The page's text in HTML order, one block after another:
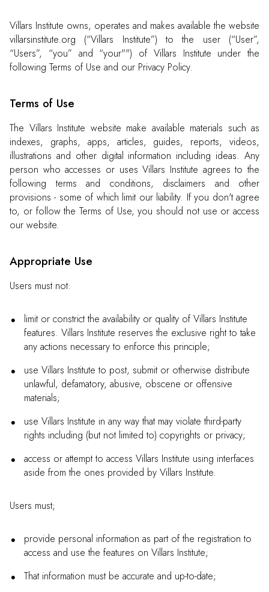
Villars Institute owns, operates and makes available the website
villarsinstitute.org (“Villars Institute”) to the user (“User”,
“Users”, “you” and “your"") of Villars Institute under the
following Terms of Use and our Privacy Policy.
Terms of Use
The Villars Institute website make available materials such as
indexes, graphs, apps, articles, guides, reports, videos,
illustrations and other digital information including ideas. Any
person who accesses or uses Villars Institute agrees to the
following terms and conditions, disclaimers and other
provisions - some of which limit our liability. If you don't agree
to, or follow the Terms of Use, you should not use or access
our website.
Appropriate Use
Users must not:
limit or constrict the availability or quality of Villars Institute
features. Villars Institute reserves the exclusive right to take
any actions necessary to enforce this principle;
use Villars Institute to post, submit or otherwise distribute
unlawful, defamatory, abusive, obscene or offensive
materials;
use Villars Institute in any way that may violate third-party
rights including (but not limited to) copyrights or privacy;
access or attempt to access Villars Institute using interfaces
aside from the ones provided by Villars Institute.
Users must;
provide personal information as part of the registration to
access and use the features on Villars Institute;
That information must be accurate and up-to-date;